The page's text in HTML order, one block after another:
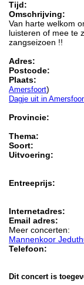
Tijd:
Omschrijving:
Van harte welkom
luisteren of mee te
zangseizoen !!
Adres:
Postcode:
Plaats:
Amersfoort)
Dagje uit in
Provincie:
Thema:
Soort:
Uitvoering:
Entreeprijs:
Internetadres:
Email adres:
Meer concerten:
Mannenkoor
Telefoon:
Dit concert is